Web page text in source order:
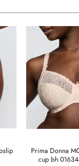
Prima Donna
cup bh